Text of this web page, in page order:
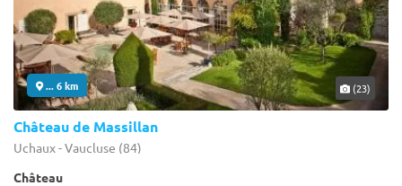
... 6 km (23)
Château de Massillan
Uchaux - Vaucluse (84)
Château